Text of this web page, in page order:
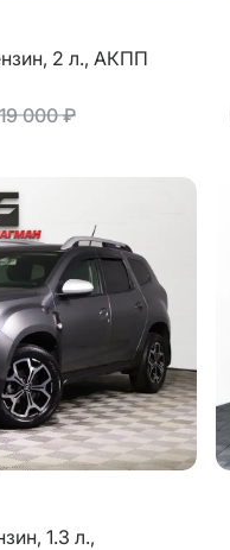
2 л., АКПП
000 ₽
1.3 л.,